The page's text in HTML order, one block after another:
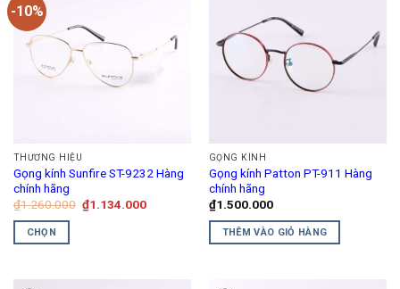
-10%
THƯƠNG HIỆU
Gọng kính Sunfire ST-9232 Hàng
chính hãng
₫1.260.000 Giá
gốc
₫1.134.000Giá
CHỌN
GỌNG KÍNH
Gọng kính Patton PT-911 Hàng
chính hãng
₫1.500.000
THÊM VÀO GIỎ HÀNG